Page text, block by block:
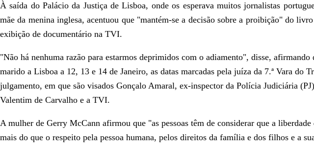
À saída do Palácio da Justiça de Lisboa, onde os esperava muitos jornalistas
mãe da menina inglesa, acentuou que "mantém-se a decisão sobre a proibição" do
exibição de documentário na TVI.
"Não há nenhuma razão para estarmos deprimidos com o adiamento", disse, afirmando
marido a Lisboa a 12, 13 e 14 de Janeiro, as datas marcadas pela juíza da 7.ª Vara do
julgamento, em que são visados Gonçalo Amaral, ex-inspector da Polícia Judiciária
Valentim de Carvalho e a TVI.
A mulher de Gerry McCann afirmou que "as pessoas têm de considerar que a liberdade
mais do que o respeito pela pessoa humana, pelos direitos da família e dos filhos e a